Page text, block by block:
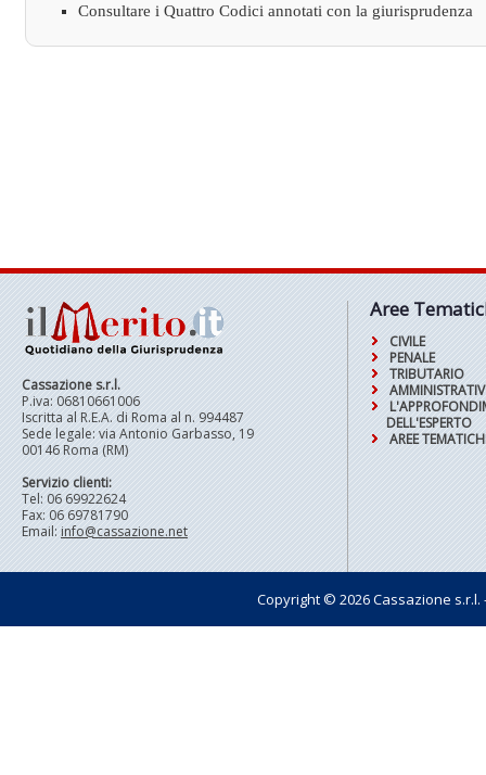
Consultare i Quattro Codici annotati con la giurisprudenza
Cassazione s.r.l.
P.iva: 06810661006
Iscritta al R.E.A. di Roma al n. 994487
Sede legale: via Antonio Garbasso, 19
00146 Roma (RM)
Servizio clienti:
Tel: 06 69922624
Fax: 06 69781790
Email: info@cassazione.net
Aree
CIVILE
PENALE
TRIBUTARIO
DELL'ESPERTO
AREE
Copyright © 2026 Cassazione s.r.l.